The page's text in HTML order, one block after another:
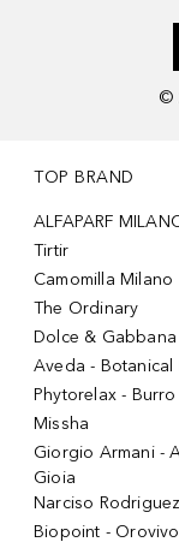
©
TOP BRAND
ALFAPARF
Tirtir
Camomilla Milano
The Ordinary
Dolce & Gabbana
Aveda - Botanical
Phytorelax -
Missha
Giorgio Armani -
Gioia
Narciso
Biopoint - Orovivo